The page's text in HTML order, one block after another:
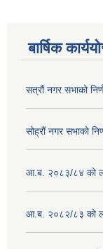
बार्षिक
सत्रौं नगर सभाको
सोह्रौं नगर सभाको
आ.ब. २०८३/८४ को
आ.ब. २०८२/८३ को